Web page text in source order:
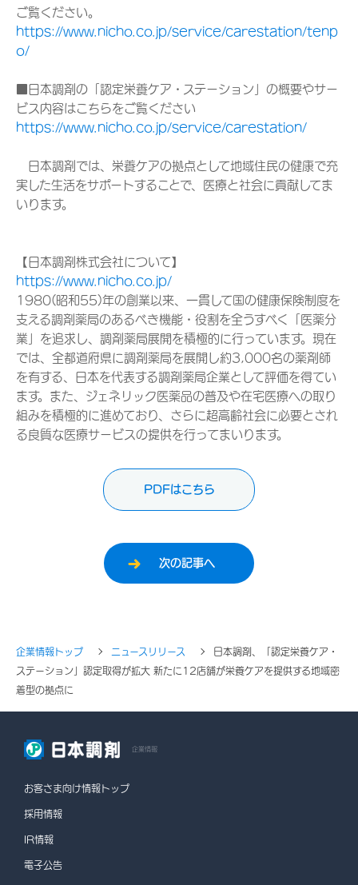
ご覧ください。
https://www.nicho.co.jp/service/carestation/tenp
o/
■日本調剤の「認定栄養ケア・ステーション」の概要やサー
ビス内容はこちらをご覧ください
https://www.nicho.co.jp/service/carestation/
日本調剤では、栄養ケアの拠点として地域住民の健康で充
実した生活をサポートすることで、医療と社会に貢献してま
いります。
【日本調剤株式会社について】
https://www.nicho.co.jp/
1980(昭和55)年の創業以来、一貫して国の健康保険制度を
支える調剤薬局のあるべき機能・役割を全うすべく「医薬分
業」を追求し、調剤薬局展開を積極的に行っています。現在
では、全都道府県に調剤薬局を展開し約3,000名の薬剤師
を有する、日本を代表する調剤薬局企業として評価を得てい
ます。また、ジェネリック医薬品の普及や在宅医療への取り
組みを積極的に進めており、さらに超高齢社会に必要とされ
る良質な医療サービスの提供を行ってまいります。
PDFはこちら
次の記事へ
企業情報トップ ニュースリリース
日本調剤、「認定栄養ケア・
ステーション」認定取得が拡大 新たに12店舗が栄養ケアを提供する地域密
着型の拠点に
企業情報
お客さま向け情報トップ
採用情報
IR情報
電子公告